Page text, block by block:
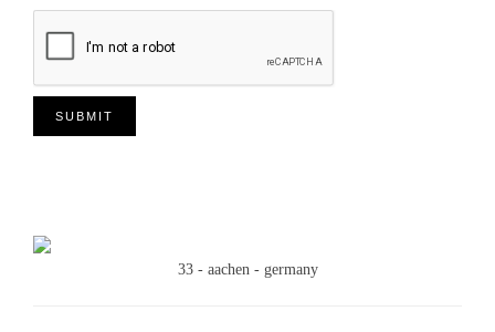
33 - aachen - germany